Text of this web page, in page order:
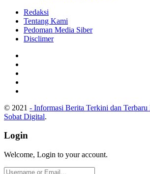
Redaksi
Tentang Kami
Pedoman Media Siber
Disclimer
© 2021 - Informasi Berita Terkini dan
Sobat Digital.
Login
Welcome, Login to your account.